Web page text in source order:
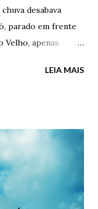
desabava
parado em frente
Velho, apenas
da minha ex-casa,
obrigado Carlos. Já
indo. Ficou em
o sabor das
um cigarro
lugar. E foi
LEIA MAIS